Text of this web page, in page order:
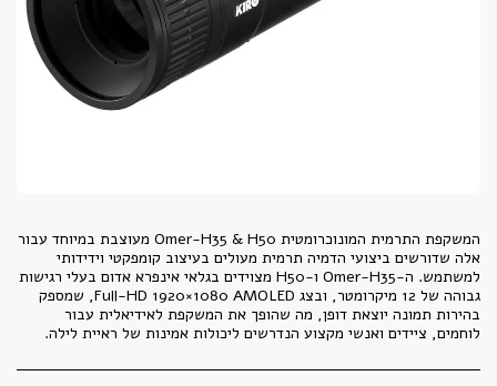
המשקפת התרמית המונוכרומטית Omer-H35 & H50 מעוצבת במיוחד עבור
אלה שדורשים ביצועי הדמיה תרמית מעולים בעיצוב קומפקטי וידידותי
למשתמש. ה-Omer-H35 ו-H50 מצוידים בגלאי אינפרא אדום בעלי רגישות
גבוהה של 12 מיקרומטר, ובצג Full-HD 1920×1080 AMOLED, שמספק
בהירות תמונה יוצאת דופן, מה שהופך את המשקפת לאידיאלית עבור
לוחמים, ציידים ואנשי מקצוע הנדרשים ליכולות אמינות של ראיית לילה.